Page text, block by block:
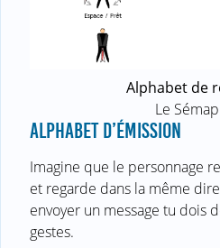
Alphabet de
Le
ALPHABET D’ÉMISSION
Imagine que le personnage
et regarde dans la même
envoyer un message tu dois
gestes.